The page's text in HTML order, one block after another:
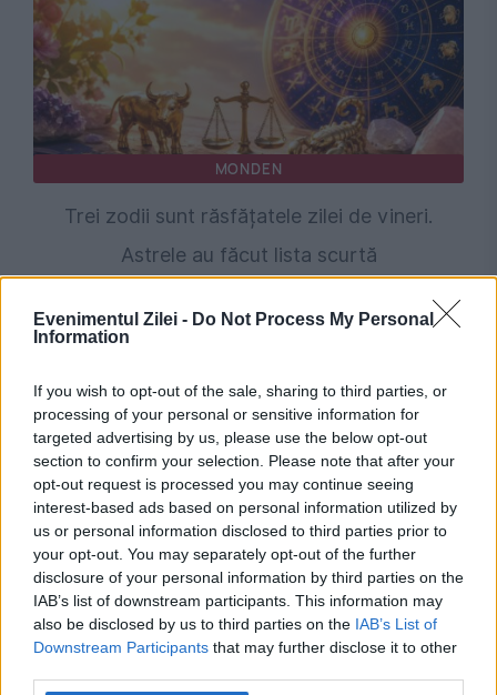
Evenimentul Zilei - Do Not Process My Personal
Information
If you wish to opt-out of the sale, sharing to third parties, or
processing of your personal or sensitive information for
targeted advertising by us, please use the below opt-out
section to confirm your selection. Please note that after your
opt-out request is processed you may continue seeing
interest-based ads based on personal information utilized by
us or personal information disclosed to third parties prior to
your opt-out. You may separately opt-out of the further
disclosure of your personal information by third parties on the
IAB’s list of downstream participants. This information may
also be disclosed by us to third parties on the IAB’s List of
Downstream Participants that may further disclose it to other
MONDEN
Trei zodii sunt răsfățatele zilei de vineri.
Astrele au făcut lista scurtă
POLITICA
Bolojan: Agențiile de rating vor analiza trei
factori-cheie înainte de următoarea evaluare
a României